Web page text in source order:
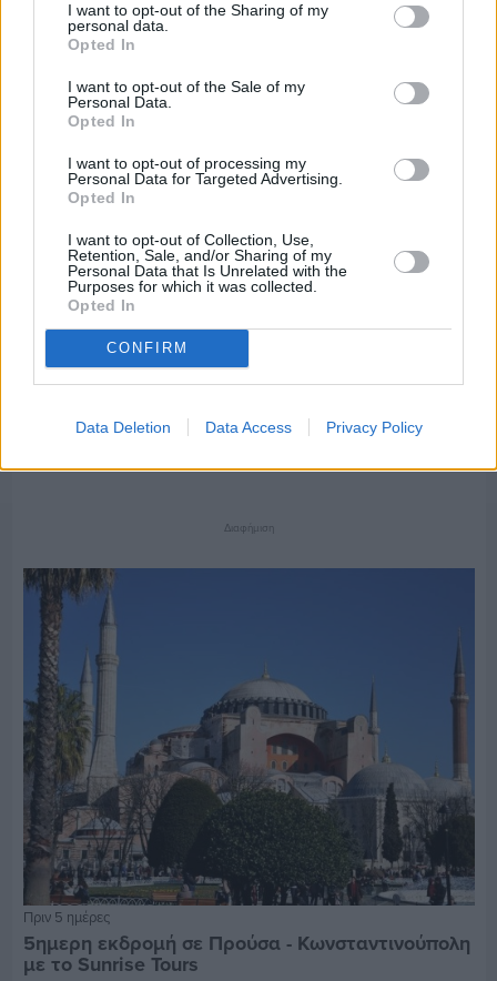
I want to opt-out of the Sharing of my
personal data.
Opted In
I want to opt-out of the Sale of my
Personal Data.
Opted In
I want to opt-out of processing my
Personal Data for Targeted Advertising.
Opted In
I want to opt-out of Collection, Use,
Retention, Sale, and/or Sharing of my
Personal Data that Is Unrelated with the
Purposes for which it was collected.
Opted In
CONFIRM
Data Deletion Data Access Privacy Policy
Βαρβασίου
Διακοπές ρεύματος: Συνασπισμό των
Διαφήμιση
Πριν 5 ημέρες
5ημερη εκδρομή σε Προύσα - Κωνσταντινούπολη
με το Sunrise Tours